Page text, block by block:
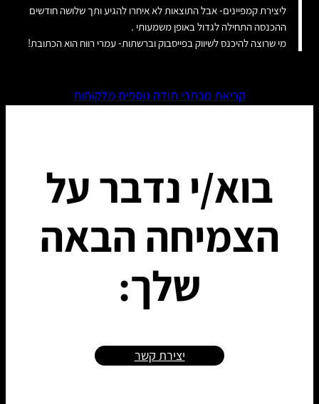
ליצירת קמפיינים- אבל התוצאות לא איחרו להגיע ותך שלושה חודשים
ההכנסה התחילה לגדול באופן משמעותי .
מי שרוצה להיכנס לשיווק בפייסבוק וברשתות- עמרי רווח הוא הכתובת!
קריאת מכתבי תודה נוספים מלקוחות
בוא/י נדבר על
הצמיחה הבאה
שלך:
יצירת קשר